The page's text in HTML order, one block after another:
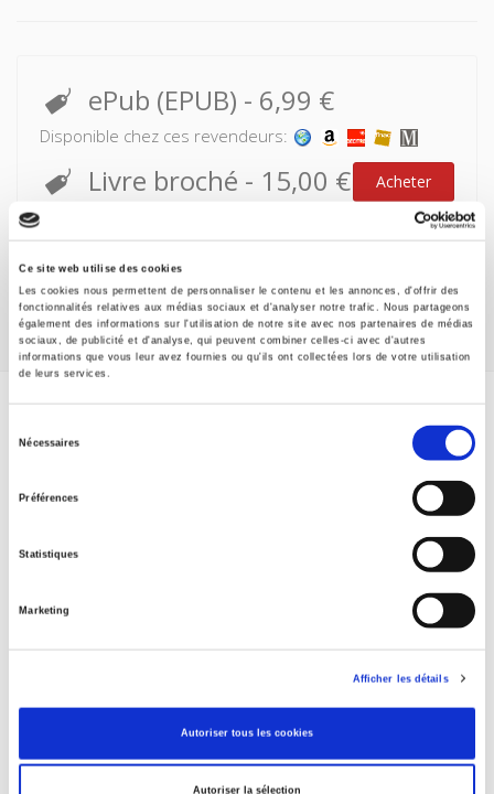
Ce site web utilise des cookies
Les cookies nous permettent de personnaliser le contenu et les annonces, d'offrir des
fonctionnalités relatives aux médias sociaux et d'analyser notre trafic. Nous partageons
également des informations sur l'utilisation de notre site avec nos partenaires de médias
sociaux, de publicité et d'analyse, qui peuvent combiner celles-ci avec d'autres
informations que vous leur avez fournies ou qu'ils ont collectées lors de votre utilisation
de leurs services.
Nécessaires
Préférences
Statistiques
Marketing
Afficher les détails
Autoriser tous les cookies
Autoriser la sélection
ePub (EPUB) - 6,99 €
Disponible chez ces revendeurs:
Livre broché - 15,00 € Acheter
Attention ! Pas d'expédition jusqu'au lundi 17 août
Sommaire
Extrait
Éditeur